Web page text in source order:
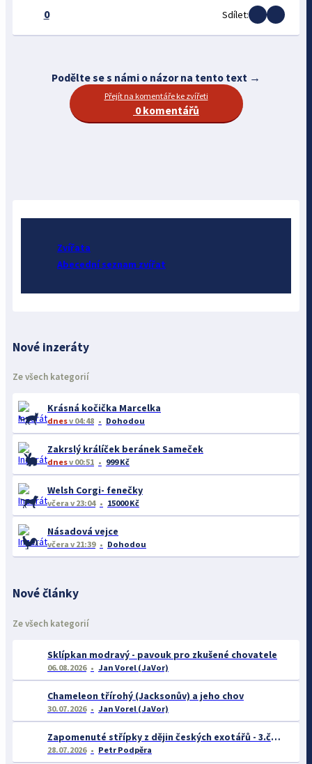
0 Sdílet:
Podělte se s námi o názor na tento text →
Přejít na komentáře ke zvířeti
0 komentářů
Zvířata
Abecední seznam zvířat
Nové inzeráty
Ze všech kategorií
Krásná kočička Marcelka
dnesv 04:48 Dohodou
Zakrslý králíček beránek Sameček
dnesv 00:51 999 Kč
Welsh Corgi- fenečky
včera v 23:04 15000 Kč
Násadová vejce
včera v 21:39 Dohodou
Nové články
Ze všech kategorií
Sklípkan modravý - pavouk pro zkušené chovatele
06.08.2026 Jan Vorel (JaVor)
Chameleon třírohý (Jacksonův) a jeho chov
30.07.2026 Jan Vorel (JaVor)
Zapomenuté střípky z dějin českých exotářů - 3.část
28.07.2026 Petr Podpěra